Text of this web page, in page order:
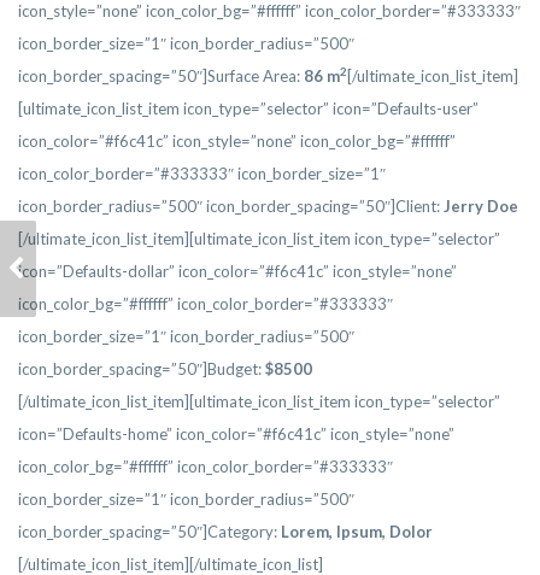
icon_style=”none” icon_color_bg=”#ffffff” icon_color_border=”#333333″
icon_border_size=”1″ icon_border_radius=”500″
icon_border_spacing=”50″]Surface Area: 86 m2 [/ultimate_icon_list_item]
[ultimate_icon_list_item icon_type=”selector” icon=”Defaults-user”
icon_color=”#f6c41c” icon_style=”none” icon_color_bg=”#ffffff”
icon_color_border=”#333333″ icon_border_size=”1″
icon_border_radius=”500″ icon_border_spacing=”50″]Client: Jerry Doe
[/ultimate_icon_list_item][ultimate_icon_list_item icon_type=”selector”
icon=”Defaults-dollar” icon_color=”#f6c41c” icon_style=”none”
icon_color_bg=”#ffffff” icon_color_border=”#333333″
icon_border_size=”1″ icon_border_radius=”500″
icon_border_spacing=”50″]Budget:$8500
[/ultimate_icon_list_item][ultimate_icon_list_item icon_type=”selector”
icon=”Defaults-home” icon_color=”#f6c41c” icon_style=”none”
icon_color_bg=”#ffffff” icon_color_border=”#333333″
icon_border_size=”1″ icon_border_radius=”500″
icon_border_spacing=”50″]Category: Lorem, Ipsum, Dolor
[/ultimate_icon_list_item][/ultimate_icon_list]
ETIAM EU MAURIS
LOBORTIS